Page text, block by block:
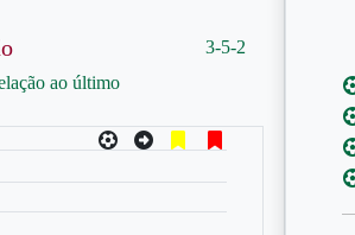
ao último
3-5-2